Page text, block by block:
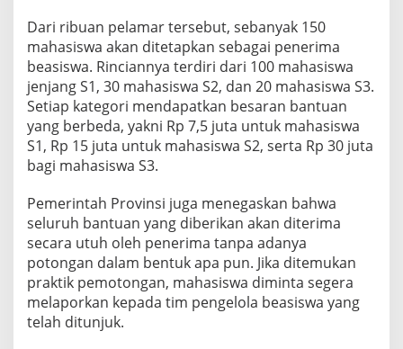
a
u
r
k
a
n
B
e
i
s
w
a
R
p
1
Dari ribuan pelamar tersebut, sebanyak 150
mahasiswa akan ditetapkan sebagai penerima
beasiswa. Rinciannya terdiri dari 100 mahasiswa
jenjang S1, 30 mahasiswa S2, dan 20 mahasiswa S3.
Setiap kategori mendapatkan besaran bantuan
yang berbeda, yakni Rp 7,5 juta untuk mahasiswa
S1, Rp 15 juta untuk mahasiswa S2, serta Rp 30 juta
bagi mahasiswa S3.
Pemerintah Provinsi juga menegaskan bahwa
seluruh bantuan yang diberikan akan diterima
secara utuh oleh penerima tanpa adanya
potongan dalam bentuk apa pun. Jika ditemukan
praktik pemotongan, mahasiswa diminta segera
melaporkan kepada tim pengelola beasiswa yang
telah ditunjuk.